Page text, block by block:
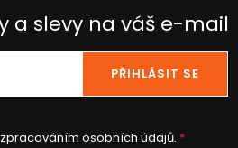
a slevy na váš e-mail
osobních údajů.
PŘIHLÁSIT SE